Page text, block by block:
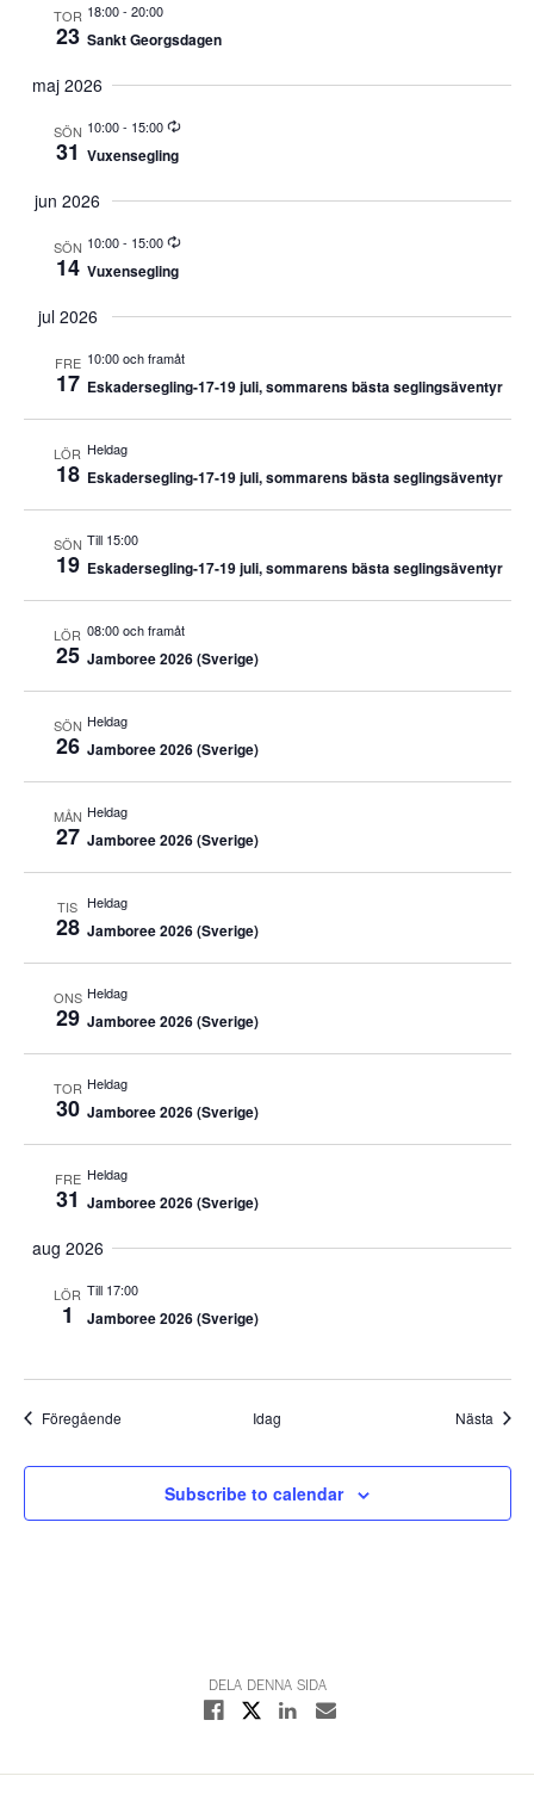
TOR
23
18:00- 20:00
Sankt Georgsdagen
maj 2026
SÖN
31
10:00- 15:00 Repeterande
Vuxensegling
jun 2026
SÖN
14
10:00- 15:00 Repeterande
Vuxensegling
jul 2026
FRE
17
10:00 och framåt
Eskadersegling-17-19 juli, sommarens bästa seglingsäventyr
LÖR
18
Heldag
Eskadersegling-17-19 juli, sommarens bästa seglingsäventyr
SÖN
19
Till 15:00
Eskadersegling-17-19 juli, sommarens bästa seglingsäventyr
LÖR
25
08:00 och framåt
Jamboree 2026 (Sverige)
SÖN
26
Heldag
Jamboree 2026 (Sverige)
MÅN
27
Heldag
Jamboree 2026 (Sverige)
TIS
28
Heldag
Jamboree 2026 (Sverige)
ONS
29
Heldag
Jamboree 2026 (Sverige)
TOR
30
Heldag
Jamboree 2026 (Sverige)
FRE
31
Heldag
Jamboree 2026 (Sverige)
aug 2026
LÖR
1
Till 17:00
Jamboree 2026 (Sverige)
FöregåendeEvenemang Idag Nästa
Subscribe to calendar
DELA DENNA SIDA
Dela på Facebook
Dela på XDela på Linkedin
Dela med E-post